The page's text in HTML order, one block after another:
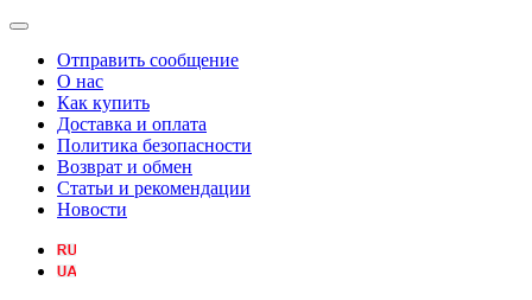
Отправить сообщение
О нас
Как купить
Доставка и оплата
Политика безопасности
Возврат и обмен
Статьи и рекомендации
Новости